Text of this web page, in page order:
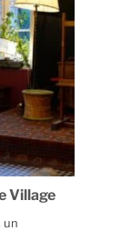
Village
un